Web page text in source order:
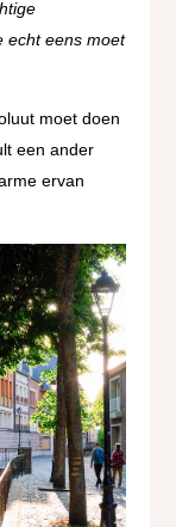
echt eens moet
moet doen
een ander
ervan